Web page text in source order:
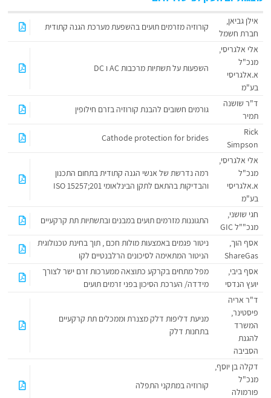
אילן גביאן,
חברת חשמל
קורוזיה מזרמים תועים בהשפעת מערכת הגנה קתודית
אלי אלגריסי,
מנכ"ל
א.אלגריסי
בע"מ
השפעות על תשתיות מרכבות AC ו DC
ד"ר שושנה
תמיר
גורמים חשובים להבנת קורוזיה בזרם חילופין
Rick
Simpson
Cathode protection for brides
אלי אלגריסי,
מנכ"ל
א.אלגריסי
בע"מ
רמה נדרשת של אנשי הגנה קתודית בתחום התכנון
והבדיקות בהתאם לתקן הבינלאומי ISO 15257;201
חגי שושני,
מנכ""ל GIC
התגוננות מזרמים תועים במבנים ובתשתיות תת קרקעיים
אסף הוך,
ShareGas
ניטור פגמים באמצעות מולות חכם , תוך בחינת טכנולוגית
הניטור המתאימה לסיכונים הרלבנטיים לקו
אסף ביבי,
יועץ הנדסי
מפל מתחים בקרקע כתוצאה ממערכות זרם ישר לצורך
מידדה/ הערכת הסיכון בפני זרמים תועים
ד"ר אריה
פיסטינר,
המשרד
להגנת
הסביבה
מניעת דליפות דלק מצנרת וממכלים תת קרקעיים
בתחנות דלק
דקלה בן יוסף,
מנכ"ל
פורמולה
קורוזיה במתקני התפלה